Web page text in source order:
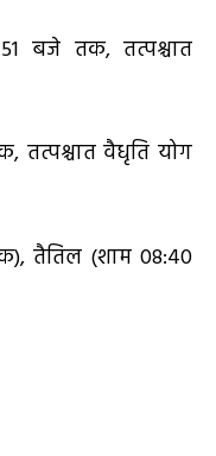
बजे तक, तत्पश्चात
तत्पश्चात वैधृति योग
तैतिल (शाम 08:40